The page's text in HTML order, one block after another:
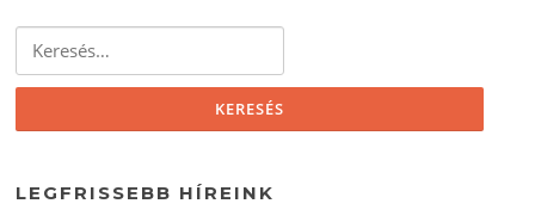
LEGFRISSEBB HÍREINK